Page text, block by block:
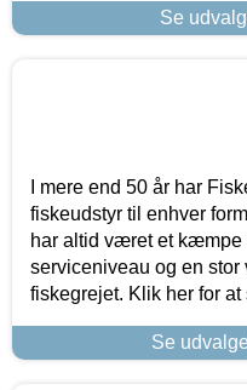
Se
I mere end 50 år har
fiskeudstyr til enhver
har altid været et kæmpe
serviceniveau og en
fiskegrejet. Klik her for
Se